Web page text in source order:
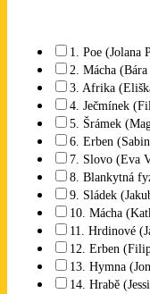
1. Poe (Jolana
2. Mácha
3. Afrika
4. Ječmínek
5. Šrámek
6. Erben
7. Slovo (Eva
8. Blankytná
9. Sládek
10. Mácha
11. Hrdinové
12. Erben
13. Hymna
14. Hrabě